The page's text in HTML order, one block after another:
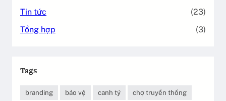
Tin tức
(23)
Tổng hợp
(3)
Tags
branding bảo vệ canh tý
chợ truyền thống